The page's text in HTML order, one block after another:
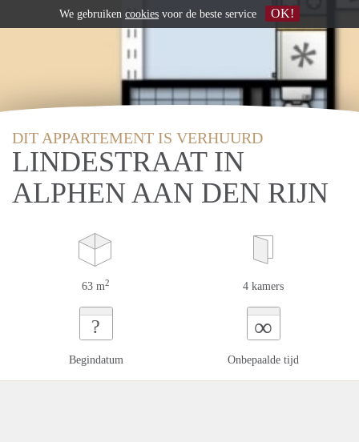
DIT APPARTEMENT IS VERHUURD
LINDESTRAAT IN
ALPHEN AAN DEN RIJN
63 m2 4 kamers
?
Begindatum
∞
Onbepaalde tijd
We gebruiken cookies voor de beste service OK!